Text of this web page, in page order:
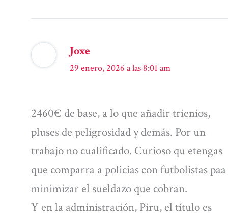
Joxe
29 enero, 2026 a las 8:01 am
2460€ de base, a lo que añadir trienios,
pluses de peligrosidad y demás. Por un
trabajo no cualificado. Curioso qu etengas
que comparra a policias con futbolistas paa
minimizar el sueldazo que cobran.
Y en la administración, Piru, el título es